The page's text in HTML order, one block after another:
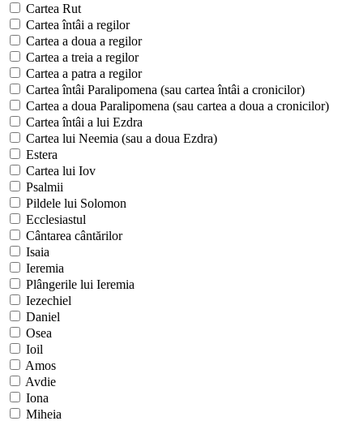
Cartea Rut
Cartea întâi a regilor
Cartea a doua a regilor
Cartea a treia a regilor
Cartea a patra a regilor
Cartea întâi Paralipomena (sau cartea întâi a cronicilor)
Cartea a doua Paralipomena (sau cartea a doua a cronicilor)
Cartea întâi a lui Ezdra
Cartea lui Neemia (sau a doua Ezdra)
Estera
Cartea lui Iov
Psalmii
Pildele lui Solomon
Ecclesiastul
Cântarea cântărilor
Isaia
Ieremia
Plângerile lui Ieremia
Iezechiel
Daniel
Osea
Ioil
Amos
Avdie
Iona
Miheia